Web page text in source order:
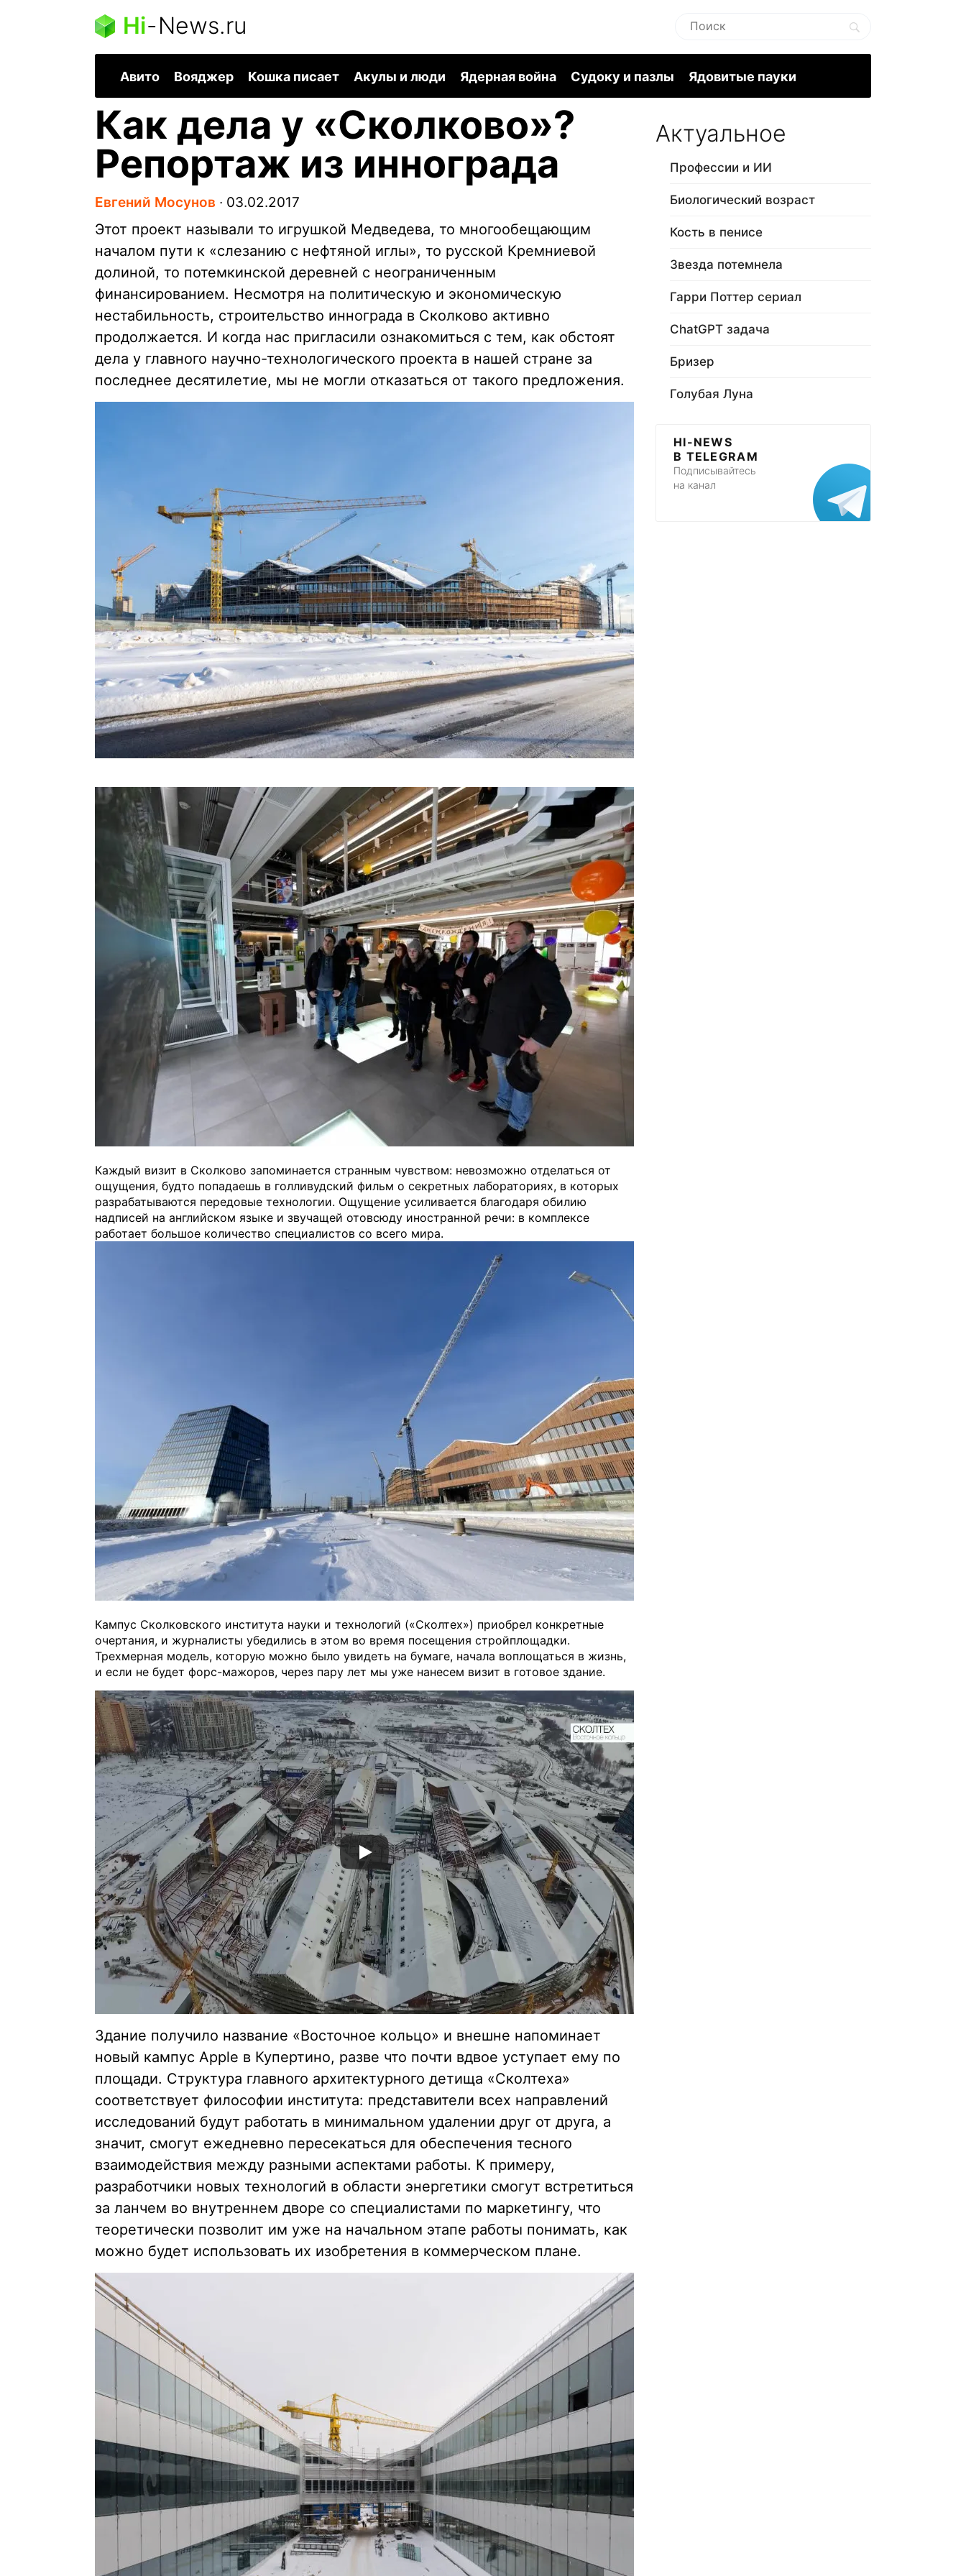
Hi-News.ru
Авито Вояджер Кошка писает Акулы и люди Ядерная война Судоку и пазлы Ядовитые пауки
Как дела у «Сколково»?
Репортаж из иннограда
Евгений Мосунов ∙ 03.02.2017
Этот проект называли то игрушкой Медведева, то многообещающим
началом пути к «слезанию с нефтяной иглы», то русской Кремниевой
долиной, то потемкинской деревней с неограниченным
финансированием. Несмотря на политическую и экономическую
нестабильность, строительство иннограда в Сколково активно
продолжается. И когда нас пригласили ознакомиться с тем, как обстоят
дела у главного научно-технологического проекта в нашей стране за
последнее десятилетие, мы не могли отказаться от такого предложения.
Каждый визит в Сколково запоминается странным чувством: невозможно отделаться от
ощущения, будто попадаешь в голливудский фильм о секретных лабораториях, в которых
разрабатываются передовые технологии. Ощущение усиливается благодаря обилию
надписей на английском языке и звучащей отовсюду иностранной речи: в комплексе
работает большое количество специалистов со всего мира.
Кампус Сколковского института науки и технологий («Сколтех») приобрел конкретные
очертания, и журналисты убедились в этом во время посещения стройплощадки.
Трехмерная модель, которую можно было увидеть на бумаге, начала воплощаться в жизнь,
и если не будет форс-мажоров, через пару лет мы уже нанесем визит в готовое здание.
Здание получило название «Восточное кольцо» и внешне напоминает
новый кампус Apple в Купертино, разве что почти вдвое уступает ему по
площади. Структура главного архитектурного детища «Сколтеха»
соответствует философии института: представители всех направлений
исследований будут работать в минимальном удалении друг от друга, а
значит, смогут ежедневно пересекаться для обеспечения тесного
взаимодействия между разными аспектами работы. К примеру,
разработчики новых технологий в области энергетики смогут встретиться
за ланчем во внутреннем дворе со специалистами по маркетингу, что
теоретически позволит им уже на начальном этапе работы понимать, как
можно будет использовать их изобретения в коммерческом плане.
Актуальное
Профессии и ИИ
Биологический возраст
Кость в пенисе
Звезда потемнела
Гарри Поттер сериал
ChatGPT задача
Бризер
Голубая Луна
HI-NEWS
В TELEGRAM
Подписывайтесь
на канал